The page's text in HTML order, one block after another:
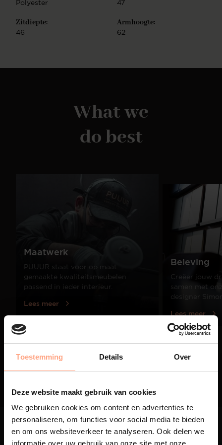
Toestemming Details Over
Deze website maakt gebruik van cookies
We gebruiken cookies om content en advertenties te
personaliseren, om functies voor social media te bieden
en om ons websiteverkeer te analyseren. Ook delen we
informatie over uw gebruik van onze site met onze
Polyester 47
Zitdiepte:
46
Armhoogte:
62
What we
do best
Maatwerk
PUUUR staat voor op maat
gemaakte kwaliteitsmeubelen
passend in ieder interieur.
Lees meer
Beleving
Creëer jouw
samen met
designer
Lees meer